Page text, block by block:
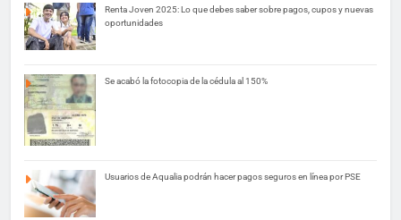
Renta Joven 2025: Lo que debes saber sobre pagos, cupos y nuevas
oportunidades
Se acabó la fotocopia de la cédula al 150%
Usuarios de Aqualia podrán hacer pagos seguros en línea por PSE